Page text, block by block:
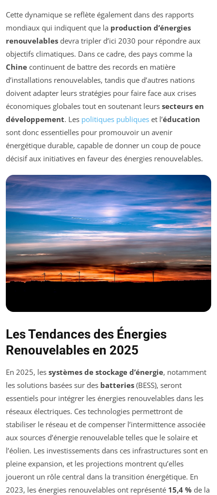
Cette dynamique se reflète également dans des rapports
mondiaux qui indiquent que la production d’énergies
renouvelables devra tripler d’ici 2030 pour répondre aux
objectifs climatiques. Dans ce cadre, des pays comme la
Chine continuent de battre des records en matière
d’installations renouvelables, tandis que d’autres nations
doivent adapter leurs stratégies pour faire face aux crises
économiques globales tout en soutenant leurs secteurs en
développement. Les politiques publiques et l’éducation
sont donc essentielles pour promouvoir un avenir
énergétique durable, capable de donner un coup de pouce
décisif aux initiatives en faveur des énergies renouvelables.
Les Tendances des Énergies
Renouvelables en 2025
En 2025, les systèmes de stockage d’énergie, notamment
les solutions basées sur des batteries (BESS), seront
essentiels pour intégrer les énergies renouvelables dans les
réseaux électriques. Ces technologies permettront de
stabiliser le réseau et de compenser l’intermittence associée
aux sources d’énergie renouvelable telles que le solaire et
l’éolien. Les investissements dans ces infrastructures sont en
pleine expansion, et les projections montrent qu’elles
joueront un rôle central dans la transition énergétique. En
2023, les énergies renouvelables ont représenté 15,4 % de la